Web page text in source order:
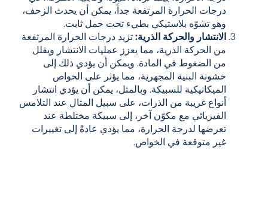
درجات الحرارة المرتفعة جداً، يمكن أن يحدث الزحف،
وهو تشوّه بلاستيكي بطيء تحت حمل ثابت.
الانتشار والحركة الذرية: تزيد درجات الحرارة المرتفعة
من الحركة الذرية، مما يعزز عمليات الانتشار ويقلل
من الضغوط في المادة. ويمكن أن يؤدي ذلك إلى
خشونة البنية المجهرية، مما يؤثر على الخواص
الميكانيكية للسبيكة. وبالمثل، يمكن أن يؤدي انتشار
أنواع غريبة من الذرات، على سبيل المثال عند التلامس
الفيزيائي مع مكوّن آخر، إلى سبيكة مختلطة عند
تعرضها لدرجة الحرارة، مما يؤدي عادةً إلى تغييرات
غير متوقعة في الخواص.